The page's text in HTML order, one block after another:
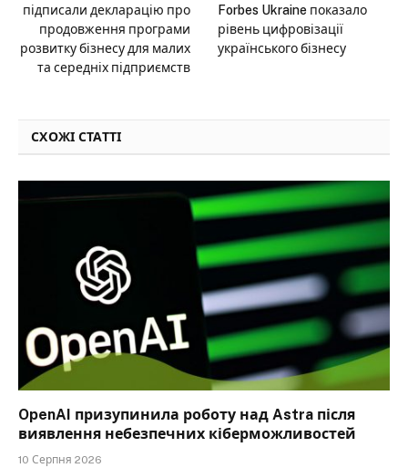
підписали декларацію про
продовження програми
розвитку бізнесу для малих
та середніх підприємств
Forbes Ukraine показало
рівень цифровізації
українського бізнесу
СХОЖІ СТАТТІ
OpenAI призупинила роботу над Astra після
виявлення небезпечних кіберможливостей
10 Серпня 2026